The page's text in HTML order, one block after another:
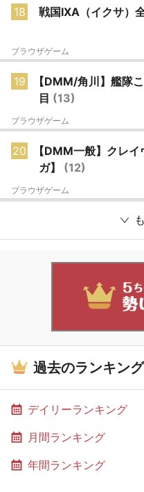
18 戦国IXA（イクサ
ブラウザゲーム
19
【DMM/角川】艦隊
目 (13)
ブラウザゲーム
20
【DMM一般】クレ
ガ】 (12)
ブラウザゲーム
過去のランキング
デイリーランキング
月間ランキング
年間ランキング